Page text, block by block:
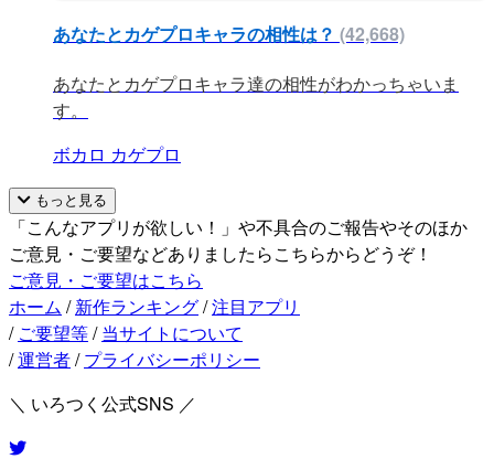
あなたとカゲプロキャラの相性は？ (42,668)
あなたとカゲプロキャラ達の相性がわかっちゃいま
す。
ボカロ カゲプロ
もっと見る
「こんなアプリが欲しい！」や不具合のご報告やそのほか
ご意見・ご要望などありましたらこちらからどうぞ！
ご意見・ご要望はこちら
ホーム / 新作ランキング/注目アプリ
/ ご要望等/ 当サイトについて
/運営者/ プライバシーポリシー
＼ いろつく公式SNS ／